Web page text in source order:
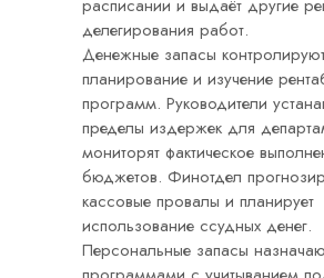
расписании и выдаёт другие
делегирования работ.
Денежные запасы
планирование и изучение
программ. Руководители
пределы издержек для
мониторят фактическое
бюджетов. Финотдел
кассовые провалы и планирует
использование ссудных денег.
Персональные запасы